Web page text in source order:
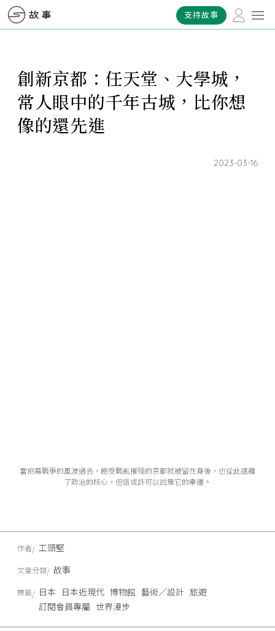
支持故事
創新京都：任天堂、大學城，
常人眼中的千年古城，比你想
像的還先進
2023-03-16
當倒幕戰爭的風波過去，飽受戰亂摧殘的京都就被留在身後，也從此遠離
了政治的核心，但這或許可以說是它的幸運。
作者 工頭堅
文章分類 故事
標籤 日本 日本近現代 博物館 藝術／設計 旅遊
訂閱會員專屬 世界漫步